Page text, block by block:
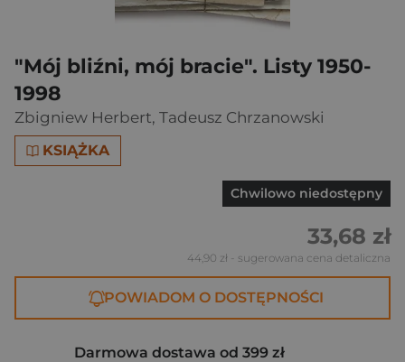
"Mój bliźni, mój bracie". Listy 1950-
1998
Zbigniew Herbert, Tadeusz Chrzanowski
KSIĄŻKA
Chwilowo niedostępny
33,68 zł
44,90 zł - sugerowana cena detaliczna
POWIADOM O DOSTĘPNOŚCI
Darmowa dostawa od 399 zł